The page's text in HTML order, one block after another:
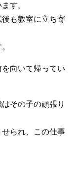
す。
も教室に立ち寄
向いて帰ってい
その子の頑張り
られ、この仕事